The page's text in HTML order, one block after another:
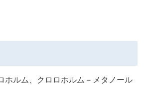
ホルム、クロロホルム－メタノール